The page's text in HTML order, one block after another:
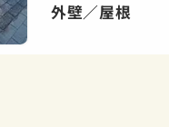
外壁／屋根